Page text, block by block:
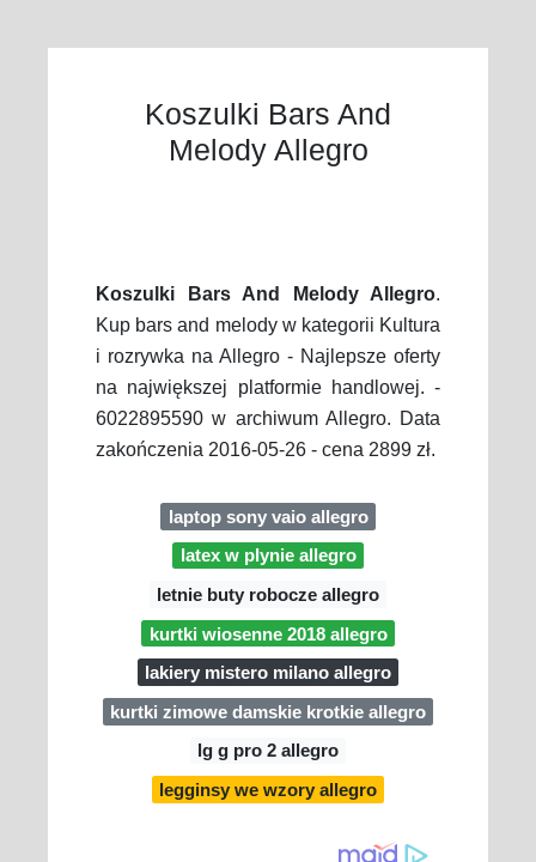
Koszulki Bars And
Melody Allegro
Koszulki Bars And Melody Allegro.
Kup bars and melody w kategorii Kultura
i rozrywka na Allegro - Najlepsze oferty
na największej platformie handlowej. -
6022895590 w archiwum Allegro. Data
zakończenia 2016-05-26 - cena 2899 zł.
laptop sony vaio allegro
latex w plynie allegro
letnie buty robocze allegro
kurtki wiosenne 2018 allegro
lakiery mistero milano allegro
kurtki zimowe damskie krotkie allegro
lg g pro 2 allegro
legginsy we wzory allegro